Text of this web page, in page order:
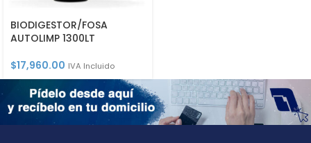
BIODIGESTOR/FOSA
AUTOLIMP 1300LT
$17,960.00 IVA Incluido